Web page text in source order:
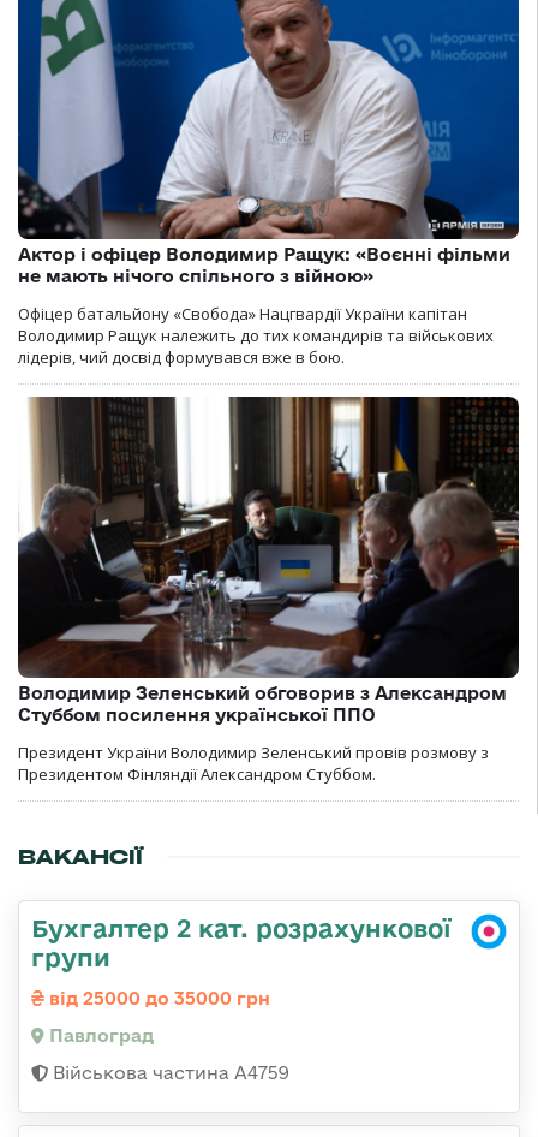
Актор і офіцер Володимир Ращук: «Воєнні фільми
не мають нічого спільного з війною»
Офіцер батальйону «Свобода» Нацгвардії України капітан
Володимир Ращук належить до тих командирів та військових
лідерів, чий досвід формувався вже в бою.
Володимир Зеленський обговорив з Александром
Стуббом посилення української ППО
Президент України Володимир Зеленський провів розмову з
Президентом Фінляндії Александром Стуббом.
ВАКАНСІЇ
Бухгалтер 2 кат. розрахункової
групи
від 25000 до 35000 грн
Павлоград
Військова частина А4759